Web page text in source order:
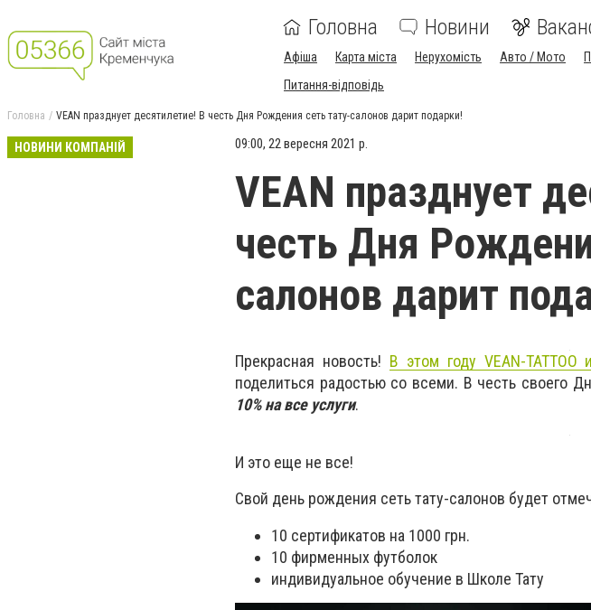
Головна Новини
Афіша Карта міста Нерухомість Авто / Мото
Питання-відповідь
Головна VEAN празднует десятилетие! В честь Дня Рождения сеть тату-салонов дарит подарки!
НОВИНИ КОМПАНІЙ 09:00, 22 вересня 2021 р.
VEAN празднует
честь Дня
салонов дарит
Прекрасная новость! В этом году VEAN-TATTOO
поделиться радостью со всеми. В честь своего
10% на все услуги.
И это еще не все!
Свой день рождения сеть тату-салонов будет
10 сертификатов на 1000 грн.
10 фирменных футболок
индивидуальное обучение в Школе Тату